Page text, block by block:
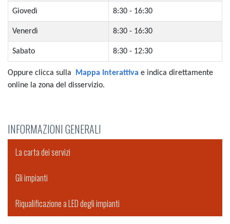
Giovedì 8:30 - 16:30
Venerdì 8:30 - 16:30
Sabato 8:30 - 12:30
Oppure clicca sulla Mappa Interattiva e indica direttamente
online la zona del disservizio.
INFORMAZIONI GENERALI
La carta dei servizi
Gli impianti
Riqualificazione a LED degli impianti